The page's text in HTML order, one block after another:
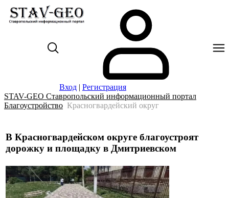
Вход | Регистрация
STAV-GEO Ставропольский информационный портал
Благоустройство Красногвардейский округ
В Красногвардейском округе благоустроят
дорожку и площадку в Дмитриевском